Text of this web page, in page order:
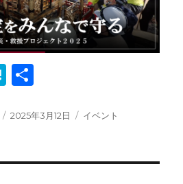
H
e
a
投
2025年3月12日
カ
イベント